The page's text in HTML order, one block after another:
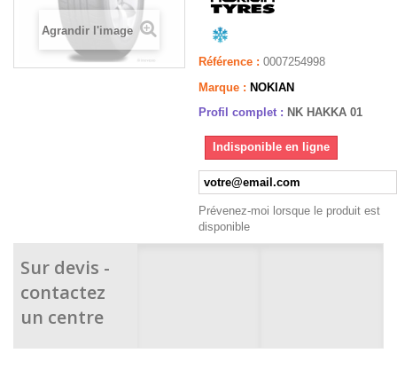
Agrandir l'image
Référence : 0007254998
Marque : NOKIAN
Profil complet : NK HAKKA 01
Indisponible en ligne
Prévenez-moi lorsque le produit est
disponible
Sur devis -
contactez
un centre